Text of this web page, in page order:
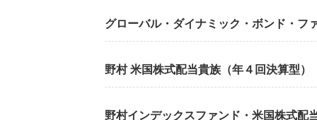
グローバル・ダイナミック・ボンド・フ
野村 米国株式配当貴族（年４回決算型）
野村インデックスファンド・米国株式配